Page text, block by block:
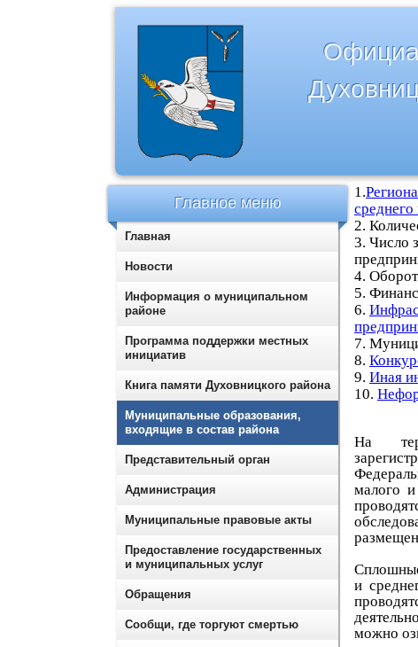
1.
среднего
2.
3. Число
4.
5.
6.
7.
8.
9. Иная
10.
На
малого и
и
можно
Главное меню
Главная
Новости
Информация о муниципальном
районе
Программа поддержки местных
инициатив
Книга памяти Духовницкого района
Муниципальные образования,
входящие в состав района
Представительный орган
Администрация
Муниципальные правовые акты
Предоставление государственных
и муниципальных услуг
Обращения
Сообщи, где торгуют смертью